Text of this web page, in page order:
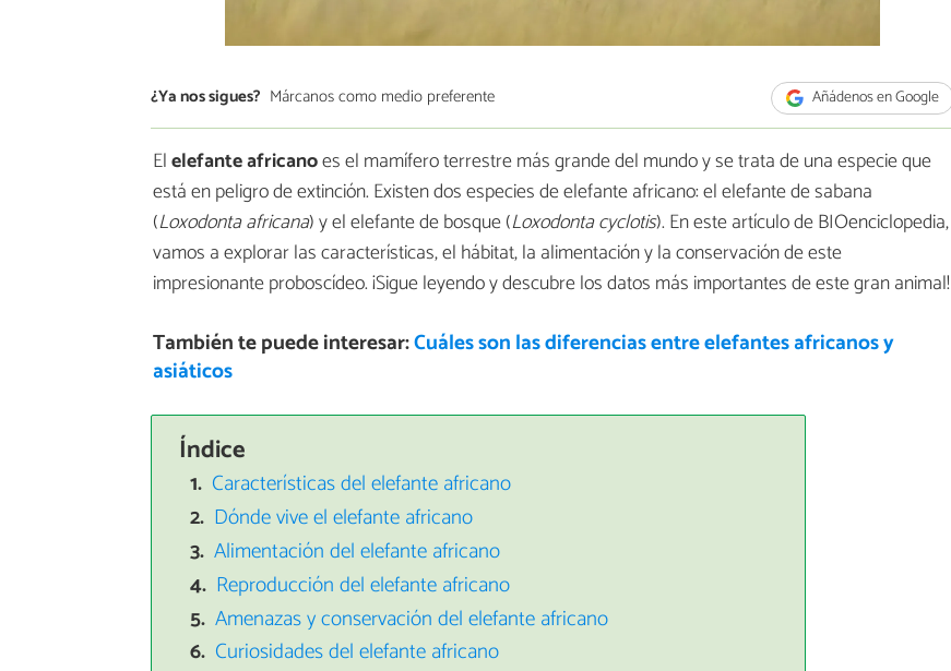
¿Ya nos sigues? Márcanos como medio preferente Añádenos en Google
Elelefante africanoes el mamífero terrestre más grande del mundo y se trata de una especie que
está en peligro de extinción. Existen dos especies de elefante africano: el elefante de sabana
(Loxodonta africana) y el elefante de bosque (Loxodonta cyclotis). En este artículo de BIOenciclopedia,
vamos a explorar las características, el hábitat, la alimentación y la conservación de este
impresionante proboscídeo. ¡Sigue leyendo y descubre los datos más importantes de este gran animal!
También te puede interesar:Cuáles son las diferencias entre elefantes africanos y
asiáticos
Índice
Características del elefante africano
Dónde vive el elefante africano
Alimentación del elefante africano
Reproducción del elefante africano
Amenazas y conservación del elefante africano
Curiosidades del elefante africano